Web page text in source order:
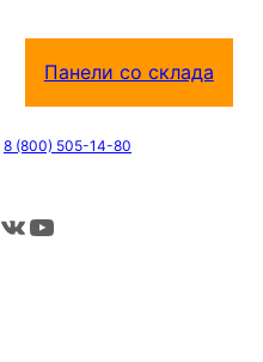
Панели со склада
8 (800) 505-14-80
ВКонтакте YouTube